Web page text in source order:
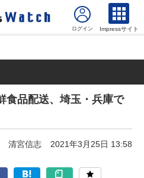
Impressサイト
食品配送、埼玉・兵庫で
清宮信志 2021年3月25日 13:58